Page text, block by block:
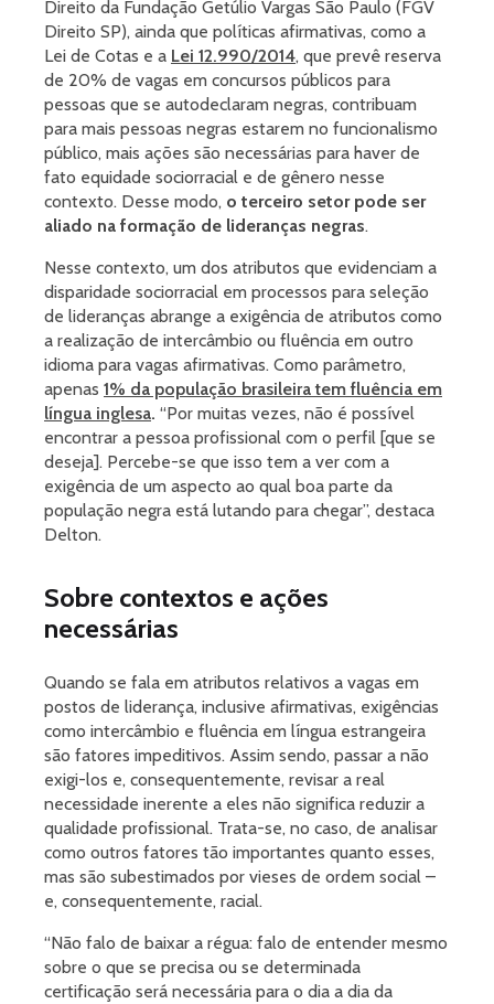
Direito da Fundação Getúlio Vargas São Paulo (FGV
Direito SP), ainda que políticas afirmativas, como a
Lei de Cotas e a Lei 12.990/2014, que prevê reserva
de 20% de vagas em concursos públicos para
pessoas que se autodeclaram negras, contribuam
para mais pessoas negras estarem no funcionalismo
público, mais ações são necessárias para haver de
fato equidade sociorracial e de gênero nesse
contexto. Desse modo, o terceiro setor pode ser
aliado na formação de lideranças negras.
Nesse contexto, um dos atributos que evidenciam a
disparidade sociorracial em processos para seleção
de lideranças abrange a exigência de atributos como
a realização de intercâmbio ou fluência em outro
idioma para vagas afirmativas. Como parâmetro,
apenas 1% da população brasileira tem fluência em
língua inglesa. “Por muitas vezes, não é possível
encontrar a pessoa profissional com o perfil [que se
deseja]. Percebe-se que isso tem a ver com a
exigência de um aspecto ao qual boa parte da
população negra está lutando para chegar”, destaca
Delton.
Sobre contextos e ações
necessárias
Quando se fala em atributos relativos a vagas em
postos de liderança, inclusive afirmativas, exigências
como intercâmbio e fluência em língua estrangeira
são fatores impeditivos. Assim sendo, passar a não
exigi-los e, consequentemente, revisar a real
necessidade inerente a eles não significa reduzir a
qualidade profissional. Trata-se, no caso, de analisar
como outros fatores tão importantes quanto esses,
mas são subestimados por vieses de ordem social –
e, consequentemente, racial.
“Não falo de baixar a régua: falo de entender mesmo
sobre o que se precisa ou se determinada
certificação será necessária para o dia a dia da